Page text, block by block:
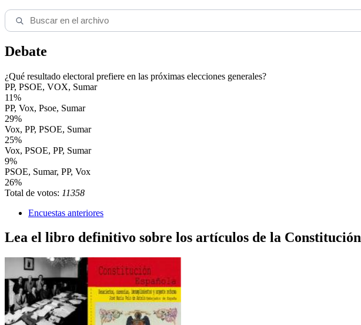
Debate
¿Qué resultado electoral prefiere en las próximas elecciones generales?
PP, PSOE, VOX, Sumar
11%
PP, Vox, Psoe, Sumar
29%
Vox, PP, PSOE, Sumar
25%
Vox, PSOE, PP, Sumar
9%
PSOE, Sumar, PP, Vox
26%
Total de votos: 11358
Encuestas anteriores
Lea el libro definitivo sobre los artículos de la Constitución